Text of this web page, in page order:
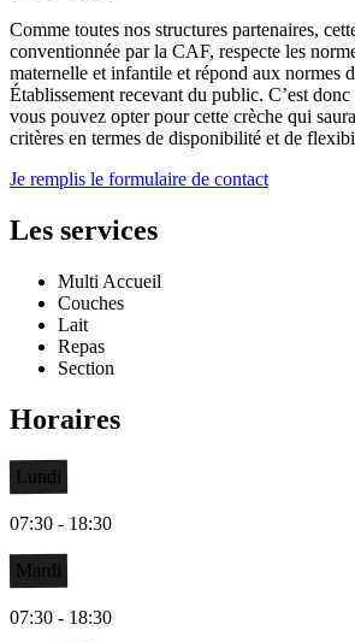
Comme toutes nos structures partenaires,
conventionnée par la CAF, respecte les
maternelle et infantile et répond aux normes
Établissement recevant du public. C’est
vous pouvez opter pour cette crèche qui
critères en termes de disponibilité et de
Je remplis le formulaire de contact
Les services
Multi Accueil
Couches
Lait
Repas
Section
Horaires
Lundi
07:30 - 18:30
Mardi
07:30 - 18:30